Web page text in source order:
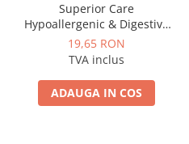
Superior Care
Hypoallergenic & Digestive
Care with Salmon (110g)
19,65 RON
TVA inclus
ADAUGA IN COS